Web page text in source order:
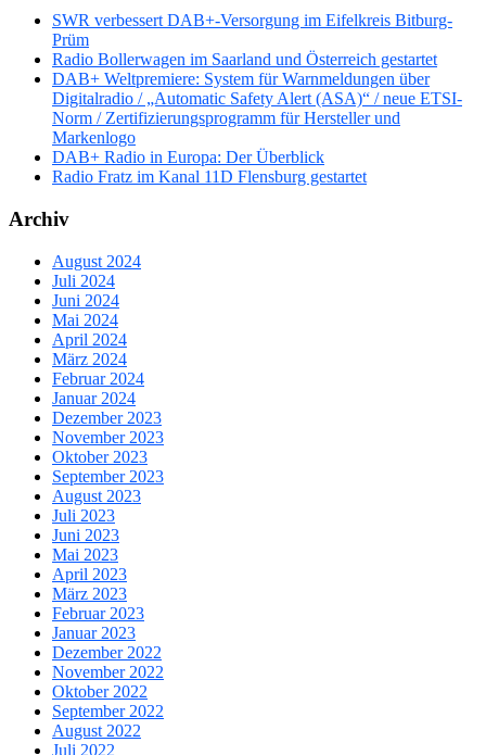
SWR verbessert DAB+-Versorgung im Eifelkreis Bitburg-
Prüm
Radio Bollerwagen im Saarland und Österreich gestartet
DAB+ Weltpremiere: System für Warnmeldungen über
Digitalradio / „Automatic Safety Alert (ASA)“ / neue ETSI-
Norm / Zertifizierungsprogramm für Hersteller und
Markenlogo
DAB+ Radio in Europa: Der Überblick
Radio Fratz im Kanal 11D Flensburg gestartet
Archiv
August 2024
Juli 2024
Juni 2024
Mai 2024
April 2024
März 2024
Februar 2024
Januar 2024
Dezember 2023
November 2023
Oktober 2023
September 2023
August 2023
Juli 2023
Juni 2023
Mai 2023
April 2023
März 2023
Februar 2023
Januar 2023
Dezember 2022
November 2022
Oktober 2022
September 2022
August 2022
Juli 2022